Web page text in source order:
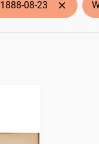
08-23